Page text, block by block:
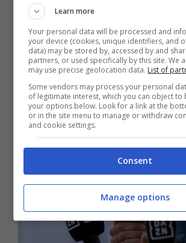
“Siamo nel mezzo di una trattativa
sappiamo essere articolata.
l’assemblea di lega e sarà un altro
un momento complesso. Il
tracciato nel bando, quindi prima
richiesta di offerta da parte dei
Vedremo. Se le offerte non
ritenute soddisfacenti,
Learn more
Your personal data will be processed and
your device (cookies, unique identifiers, and
data) may be stored by, accessed by and
partners, or used specifically by this site. We
may use precise geolocation data. List of
Some vendors may process your personal
of legitimate interest, which you can object to
your options below. Look for a link at the
or in the site menu to manage or withdraw
and cookie settings.
Consent
Manage options